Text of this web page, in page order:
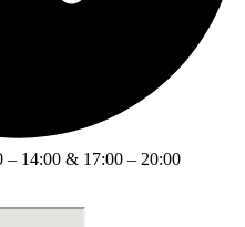
– 14:00 & 17:00 – 20:00